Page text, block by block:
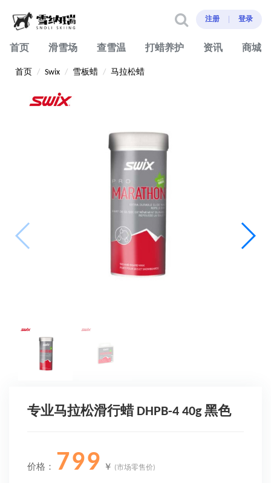
注册 登录
首页 滑雪场 查雪温 打蜡养护 资讯 商城
首页 Swix 雪板蜡 马拉松蜡
专业马拉松滑行蜡 DHPB-4 40g 黑色
价格： 799 ￥ (市场零售价)